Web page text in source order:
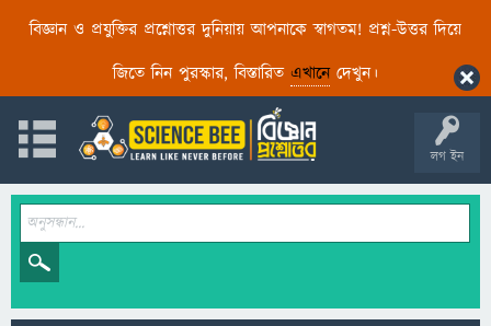
বিজ্ঞান ও প্রযুক্তির প্রশ্নোত্তর দুনিয়ায় আপনাকে স্বাগতম! প্রশ্ন-উত্তর দিয়ে
জিতে নিন পুরস্কার, বিস্তারিত এখানেদেখুন।
লগ ইন